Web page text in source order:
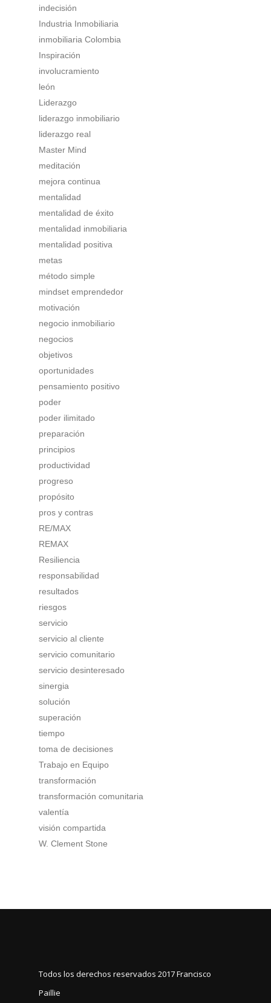
indecisión
Industria Inmobiliaria
inmobiliaria Colombia
Inspiración
involucramiento
león
Liderazgo
liderazgo inmobiliario
liderazgo real
Master Mind
meditación
mejora continua
mentalidad
mentalidad de éxito
mentalidad inmobiliaria
mentalidad positiva
metas
método simple
mindset emprendedor
motivación
negocio inmobiliario
negocios
objetivos
oportunidades
pensamiento positivo
poder
poder ilimitado
preparación
principios
productividad
progreso
propósito
pros y contras
RE/MAX
REMAX
Resiliencia
responsabilidad
resultados
riesgos
servicio
servicio al cliente
servicio comunitario
servicio desinteresado
sinergia
solución
superación
tiempo
toma de decisiones
Trabajo en Equipo
transformación
transformación comunitaria
valentía
visión compartida
W. Clement Stone
Todos los derechos reservados 2017Francisco
Paillie